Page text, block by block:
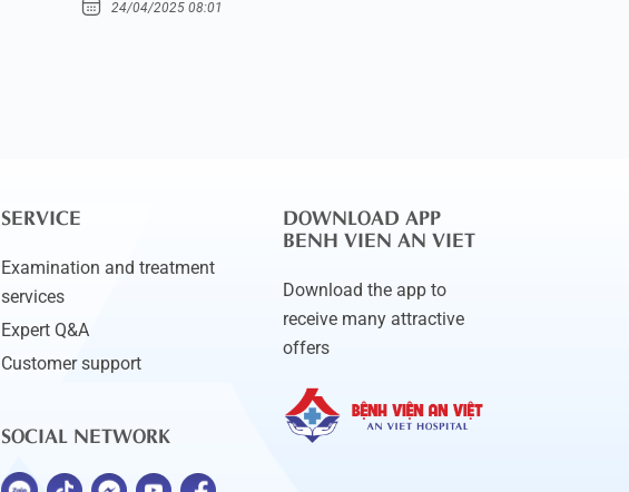
24/04/2025 08:01
SERVICE
Examination and treatment
services
Expert Q&A
Customer support
SOCIAL NETWORK
DOWNLOAD APP
BENH VIEN AN VIET
Download the app to
receive many attractive
offers